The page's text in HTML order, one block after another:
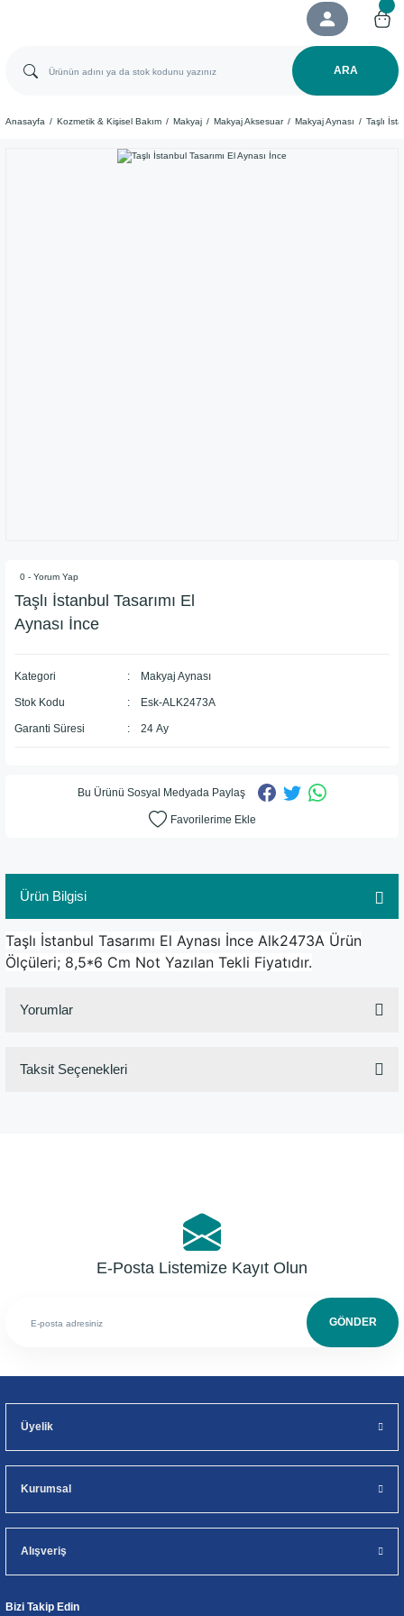
ARA
Anasayfa Kozmetik & Kişisel Bakım Makyaj Makyaj Aksesuar Makyaj Aynası Taşlı
0 - Yorum Yap
Taşlı İstanbul Tasarımı El
Aynası İnce
Kategori Makyaj Aynası
Stok Kodu Esk-ALK2473A
Garanti Süresi 24 Ay
Bu Ürünü Sosyal Medyada Paylaş
Ürün Bilgisi
Taşlı İstanbul Tasarımı El Aynası İnce Alk2473A Ürün
Ölçüleri; 8,5*6 Cm Not Yazılan Tekli Fiyatıdır.
Yorumlar
Taksit Seçenekleri
E-Posta Listemize Kayıt Olun
GÖNDER
Üyelik
Kurumsal
Alışveriş
Bizi Takip Edin